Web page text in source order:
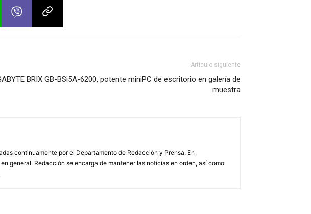
Artículo siguiente
BRIX GB-BSi5A-6200, potente miniPC de escritorio en galería de
muestra
continuamente por el Departamento de Redacción y Prensa. En
general. Redacción se encarga de mantener las noticias en orden, así como